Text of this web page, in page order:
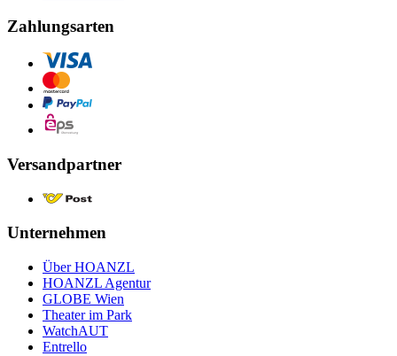
Zahlungsarten
Versandpartner
Unternehmen
Über HOANZL
HOANZL Agentur
GLOBE Wien
Theater im Park
WatchAUT
Entrello